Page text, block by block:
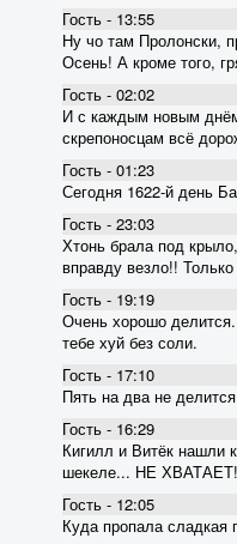
Гость - 13:55
Ну чо там Пролонски,
Осень! А кроме того,
Гость - 02:02
И с каждым новым
скрепоносцам всё
Гость - 01:23
Сегодня 1622-й день
Гость - 23:03
Хтонь брала под
вправду везло!!
Гость - 19:19
Очень хорошо
тебе хуй без соли.
Гость - 17:10
Пять на два не
Гость - 16:29
Кигилл и Витёк нашли
шекеле... НЕ
Гость - 12:05
Куда пропала сладкая